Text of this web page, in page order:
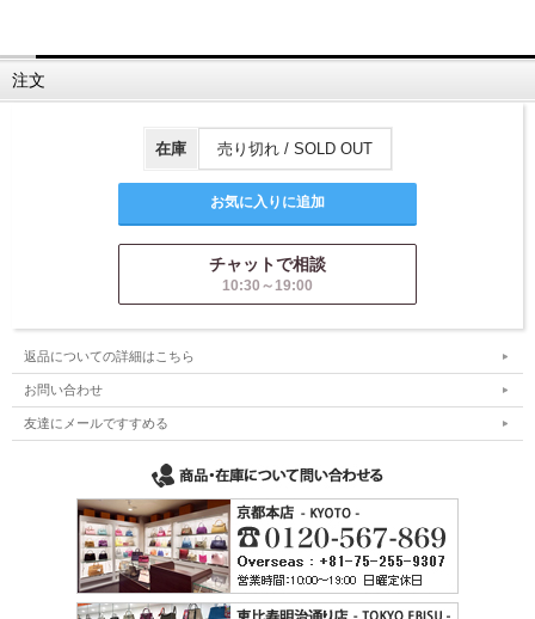
注文
在庫 売り切れ / SOLD OUT
チャットで相談
10:30～19:00
返品についての詳細はこちら
お問い合わせ
友達にメールですすめる